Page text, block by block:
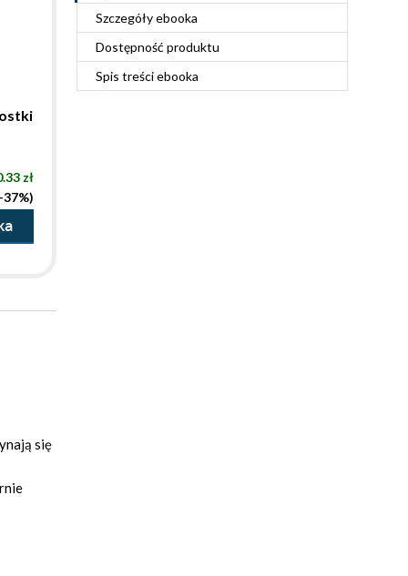
Szczegółyebooka
Dostępność produktu
Spis treściebooka
zł
37%)
się